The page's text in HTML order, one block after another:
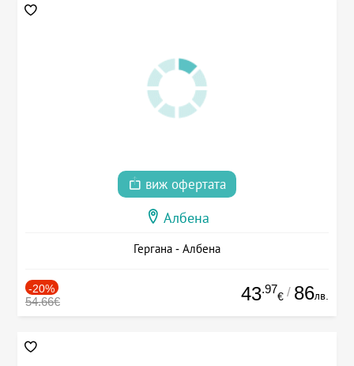
виж офертата
Албена
Гергана - Албена
-20%
54.66€ 43.97
€ / 86лв.